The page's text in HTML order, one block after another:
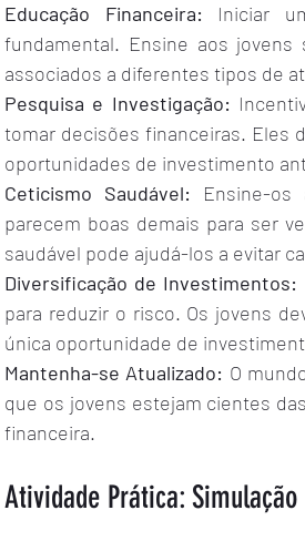
Educação Financeira: Iniciar
fundamental. Ensine aos
associados a diferentes tipos de
Pesquisa e Investigação:
tomar decisões financeiras. Eles
oportunidades de investimento
Ceticismo Saudável: Ensine-
parecem boas demais para ser
saudável pode ajudá-los a evitar
Diversificação de Investimentos:
para reduzir o risco. Os jovens
única oportunidade de
Mantenha-se Atualizado: O
que os jovens estejam cientes
financeira.
Atividade Prática: